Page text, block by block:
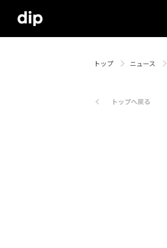
トップ ニュース
トップへ戻る